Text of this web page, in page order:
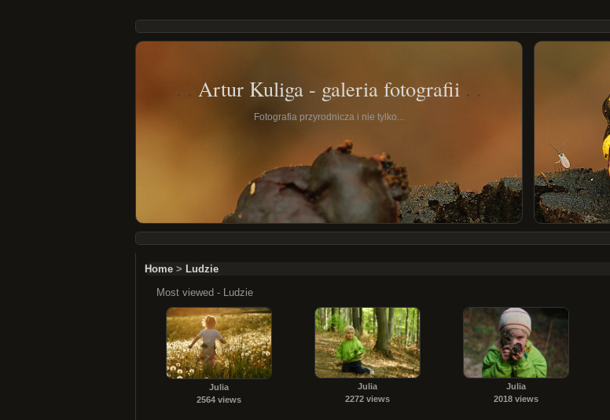
Artur Kuliga - galeria fotografii
Fotografia przyrodnicza i nie tylko...
Home > Ludzie
Most viewed - Ludzie
Julia
2564 views
Julia
2272 views
Julia
2018 views